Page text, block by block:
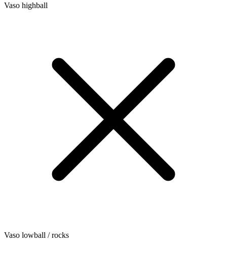
Vaso highball
Vaso lowball / rocks